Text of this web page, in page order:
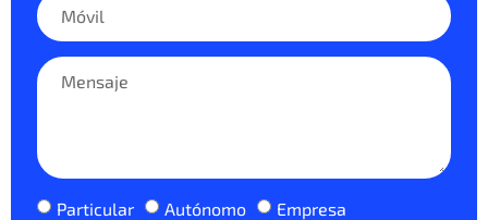
Particular Autónomo Empresa